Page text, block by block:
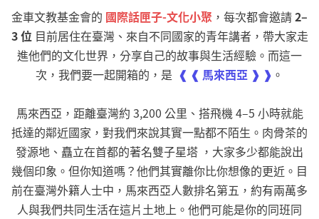
金車文教基金會的 國際話匣子-文化小聚 ，每次都會邀請2–
3 位 目前居住在臺灣、來自不同國家的青年講者，帶大家走
進他們的文化世界，分享自己的故事與生活經驗。而這一
次，我們要一起開箱的，是 ❰ ❰ 馬來西亞 ❱ ❱ 。
馬來西亞，距離臺灣約 3,200 公里、搭飛機 4–5 小時就能
抵達的鄰近國家，對我們來說其實一點都不陌生。肉骨茶的
發源地、矗立在首都的著名雙子星塔 ，大家多少都能說出
幾個印象。但你知道嗎？他們其實離你比你想像的更近。目
前在臺灣外籍人士中，馬來西亞人數排名第五，約有兩萬多
人與我們共同生活在這片土地上。他們可能是你的同班同